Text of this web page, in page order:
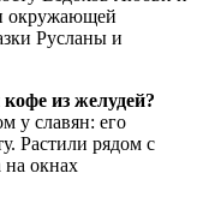
окружающей
Русланы и
из желудей?
у славян: его
Растили рядом с
на окнах